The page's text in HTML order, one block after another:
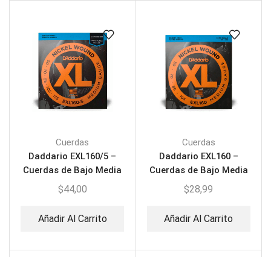
Cuerdas
Daddario EXL160/5 –
Cuerdas de Bajo Media
Tensión
$44,00
Añadir Al Carrito
Cuerdas
Daddario EXL160 –
Cuerdas de Bajo Media
Tensión
$28,99
Añadir Al Carrito